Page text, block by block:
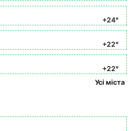
+24°
+22°
+22°
Усі міста